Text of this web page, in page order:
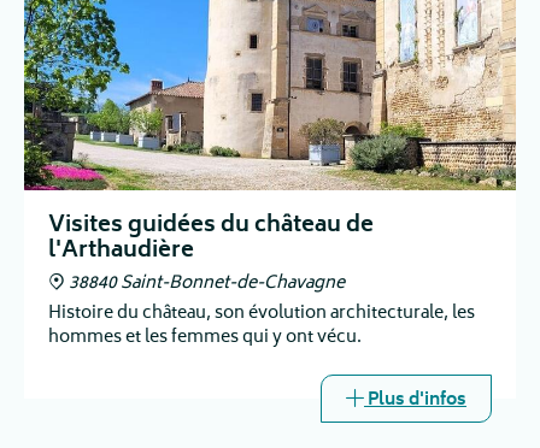
Visites guidées du château de
l'Arthaudière
38840 Saint-Bonnet-de-Chavagne
Histoire du château, son évolution architecturale, les
hommes et les femmes qui y ont vécu.
Plus d'infos